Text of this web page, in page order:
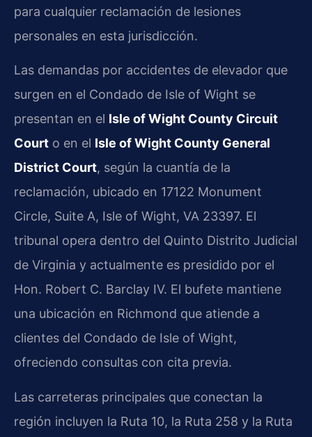
para cualquier reclamación de lesiones
personales en esta jurisdicción.
Las demandas por accidentes de elevador que
surgen en el Condado de Isle of Wight se
presentan en el Isle of Wight County Circuit
Court o en el Isle of Wight County General
District Court, según la cuantía de la
reclamación, ubicado en 17122 Monument
Circle, Suite A, Isle of Wight, VA 23397. El
tribunal opera dentro del Quinto Distrito Judicial
de Virginia y actualmente es presidido por el
Hon. Robert C. Barclay IV. El bufete mantiene
una ubicación en Richmond que atiende a
clientes del Condado de Isle of Wight,
ofreciendo consultas con cita previa.
Las carreteras principales que conectan la
región incluyen la Ruta 10, la Ruta 258 y la Ruta